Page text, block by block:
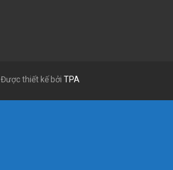
Được thiết kế bởi TPA